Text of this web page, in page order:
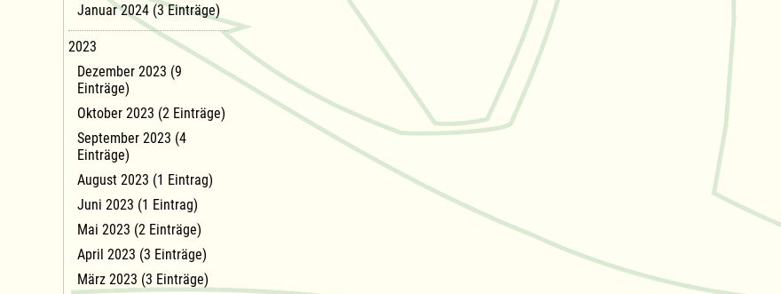
Januar 2024 (3 Einträge)
2023
Dezember 2023 (9
Einträge)
Oktober 2023 (2 Einträge)
September 2023 (4
Einträge)
August 2023 (1 Eintrag)
Juni 2023 (1 Eintrag)
Mai 2023 (2 Einträge)
April 2023 (3 Einträge)
März 2023 (3 Einträge)